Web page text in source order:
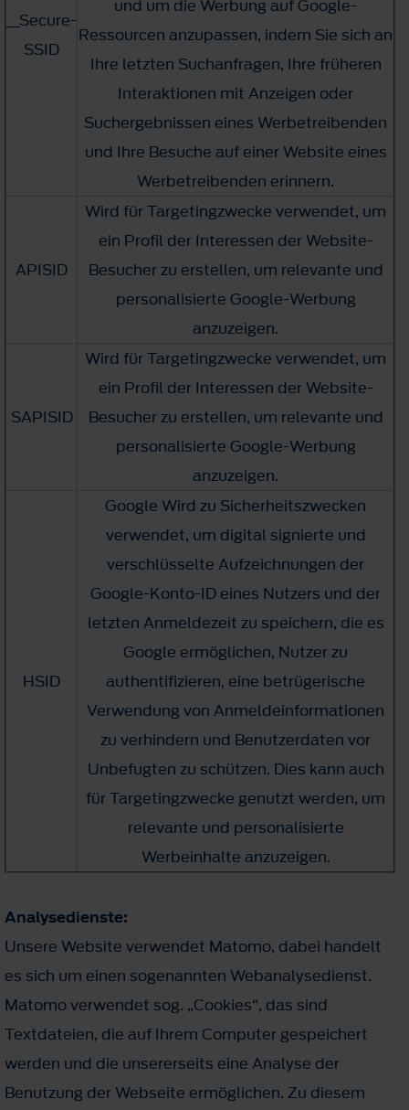
__Secure-
SSID
und um die Werbung auf Google-
Ressourcen anzupassen, indem Sie sich an
Ihre letzten Suchanfragen, Ihre früheren
Interaktionen mit Anzeigen oder
Suchergebnissen eines Werbetreibenden
und Ihre Besuche auf einer Website eines
Werbetreibenden erinnern.
APISID
Wird für Targetingzwecke verwendet, um
ein Profil der Interessen der Website-
Besucher zu erstellen, um relevante und
personalisierte Google-Werbung
anzuzeigen.
SAPISID
Wird für Targetingzwecke verwendet, um
ein Profil der Interessen der Website-
Besucher zu erstellen, um relevante und
personalisierte Google-Werbung
anzuzeigen.
HSID
Google Wird zu Sicherheitszwecken
verwendet, um digital signierte und
verschlüsselte Aufzeichnungen der
Google-Konto-ID eines Nutzers und der
letzten Anmeldezeit zu speichern, die es
Google ermöglichen, Nutzer zu
authentifizieren, eine betrügerische
Verwendung von Anmeldeinformationen
zu verhindern und Benutzerdaten vor
Unbefugten zu schützen. Dies kann auch
für Targetingzwecke genutzt werden, um
relevante und personalisierte
Werbeinhalte anzuzeigen.
Analysedienste:
Unsere Website verwendet Matomo, dabei handelt
es sich um einen sogenannten Webanalysedienst.
Matomo verwendet sog. „Cookies“, das sind
Textdateien, die auf Ihrem Computer gespeichert
werden und die unsererseits eine Analyse der
Benutzung der Webseite ermöglichen. Zu diesem